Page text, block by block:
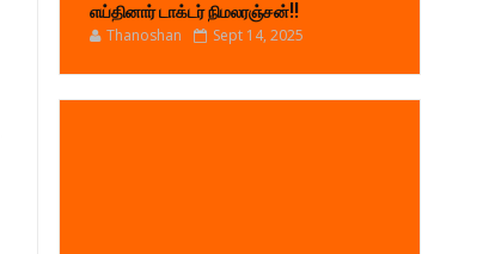
எய்தினார் டாக்டர் நிமலரஞ்சன்!!
Thanoshan Sept 14, 2025